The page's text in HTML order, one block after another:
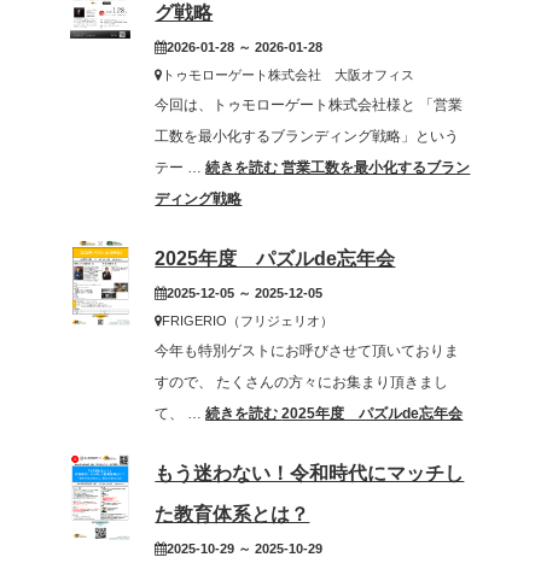
グ戦略
2026-01-28 ～ 2026-01-28
トゥモローゲート株式会社 大阪オフィス
今回は、トゥモローゲート株式会社様と 「営業
工数を最小化するブランディング戦略」という
テー …続きを読む営業工数を最小化するブラン
ディング戦略
2025年度 パズルde忘年会
2025-12-05 ～ 2025-12-05
FRIGERIO（フリジェリオ）
今年も特別ゲストにお呼びさせて頂いておりま
すので、 たくさんの方々にお集まり頂きまし
て、 …続きを読む2025年度 パズルde忘年会
もう迷わない！令和時代にマッチし
た教育体系とは？
2025-10-29 ～ 2025-10-29